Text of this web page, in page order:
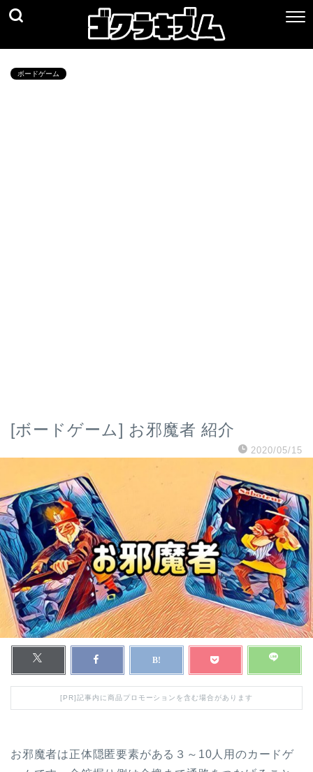
ボードゲーム
[ボードゲーム] お邪魔者 紹介
2020/05/15
[PR]記事内に商品プロモーションを含む場合があります
お邪魔者は正体隠匿要素がある３～10人用のカードゲ